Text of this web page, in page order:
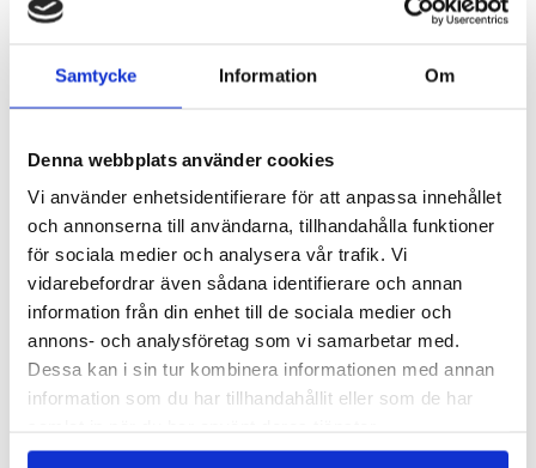
Samtycke Information Om
Denna webbplats använder cookies
Vi använder enhetsidentifierare för att anpassa innehållet
och annonserna till användarna, tillhandahålla funktioner
för sociala medier och analysera vår trafik. Vi
vidarebefordrar även sådana identifierare och annan
information från din enhet till de sociala medier och
annons- och analysföretag som vi samarbetar med.
Dessa kan i sin tur kombinera informationen med annan
information som du har tillhandahållit eller som de har
Glucosamin
359kr
LÄGG TILL I VARUKORG
Den
här
produkten
har
De
TRIKEM Hyaluron
Trikem
478
kr
LÄGG TILL I VARUKORG
har